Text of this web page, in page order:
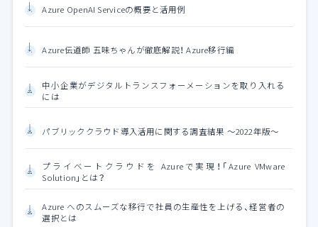
Azure OpenAI Serviceの概要と活用例
Azure伝道師 五味ちゃんが徹底解説！ Azure移行編
中小企業がデジタルトランスフォーメーションを取り入れる
には
パブリッククラウド導入活用に関する調査結果 ～2022年版～
プライベートクラウドを Azureで実現！「Azure VMware
Solution」とは？
Azure へのスムーズな移行で社員の生産性を上げる、経営者の
選択とは